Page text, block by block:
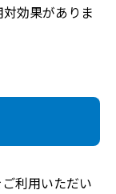
効果がありま
利用いただい